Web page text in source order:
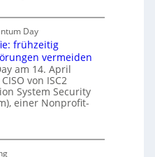
Day
frühzeitig
vermeiden
am 14. April
von ISC2
System Security
einer Nonprofit-